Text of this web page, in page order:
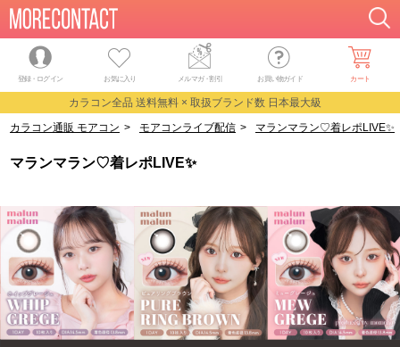
登録・ログイン お気に入り メルマガ・割引 お買い物ガイド カート
カラコン全品 送料無料 × 取扱ブランド数 日本最大級
カラコン通販 モアコン > モアコンライブ配信 > マランマラン♡着レポLIVE✨
マランマラン♡着レポLIVE✨